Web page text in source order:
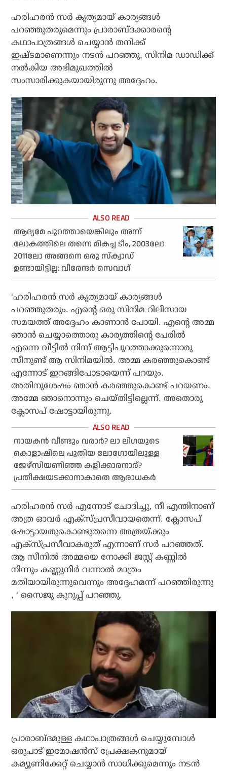
ഹരിഹരന്‍ സര്‍ കൃത്യമായ് കാര്യങ്ങള്‍
പറഞ്ഞുതരുമെന്നും പ്രാരാബ്ദക്കാരന്റെ
കഥാപാത്രങ്ങള്‍ ചെയ്യാന്‍ തനിക്ക്
ഇഷ്ടമാണെന്നും നടന്‍ പറഞ്ഞു. സിനിമ ഡാഡിക്ക്
നല്‍കിയ അഭിമുഖത്തില്‍
സംസാരിക്കുകയായിരുന്നു അദ്ദേഹം.
ആദ്യമേ പുറത്തായെങ്കിലും അന്ന്
ലോകത്തിലെ തന്നെ മികച്ച ടീം, 2003ലോ
2011ലോ അങ്ങനെ ഒരു സ്‌ക്വാഡ്
ഉണ്ടായിട്ടില്ല: വീരേന്ദര്‍ സെവാഗ്
‘ഹരിഹരന്‍ സര്‍ കൃത്യമായ് കാര്യങ്ങള്‍
പറഞ്ഞുതരും. എന്റെ ഒരു സിനിമ റിലീസായ
സമയത്ത് അദ്ദേഹം കാണാന്‍ പോയി. എന്റെ അമ്മ
ഞാന്‍ ചെയ്യാത്തൊരു കാര്യത്തിന്റെ പേരില്‍
എന്നെ വീട്ടില്‍ നിന്ന് ആട്ടിപുറത്താക്കുന്നൊരു
സീനുണ്ട് ആ സിനിമയില്‍. അമ്മ കരഞ്ഞുകൊണ്ട്
എന്നോട് ഇറങ്ങിപോടായെന്ന് പറയും.
അതിനുശേഷം ഞാന്‍ കരഞ്ഞുകൊണ്ട് പറയണം,
അമ്മേ ഞാനൊന്നും ചെയ്തിട്ടില്ലെന്ന്. അതൊരു
ക്ലോസപ് ഷോട്ടായിരുന്നു.
നായകന്‍ വീണ്ടും വരാര്‍? ലാ ലിഗയുടെ
കൊളാഷിലെ പുതിയ ലോഗോയിലുള്ള
ജേഴ്‌സിയണിഞ്ഞ കളിക്കാരനാര്?
പ്രതീക്ഷയടക്കാനാകാതെ ആരാധകര്‍
ഹരിഹരന്‍ സര്‍ എന്നോട് ചോദിച്ചു, നീ എന്തിനാണ്
അത്ര ഓവര്‍ എക്‌സ്പ്രസീവായതെന്ന്. ക്ലോസപ്
ഷോട്ടായതുകൊണ്ടുതന്നെ അത്രയ്ക്കും
എക്‌സ്പ്രസീവാകരുത് എന്നാണ് സര്‍ പറഞ്ഞത്.
ആ സീനില്‍ അമ്മയെ നോക്കി ജസ്റ്റ് കണ്ണില്‍
നിന്നും കണ്ണുനീര്‍ വന്നാല്‍ മാത്രം
മതിയായിരുന്നുവെന്നും അദ്ദേഹമന്ന് പറഞ്ഞിരുന്നു
, ‘ സൈജു കുറുപ്പ് പറഞ്ഞു.
പ്രാരാബ്ദമുള്ള കഥാപാത്രങ്ങള്‍ ചെയ്യുമ്പോള്‍
ഒരുപാട് ഇമോഷന്‍സ് പ്രേക്ഷകനുമായ്
കമ്യൂണിക്കേറ്റ് ചെയ്യാന്‍ സാധിക്കുമെന്നും നടന്‍